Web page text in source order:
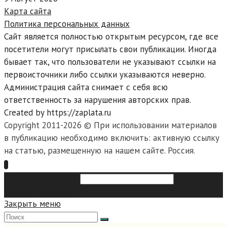
Карта сайта
Политика персональных данных
Сайт является полностью открытым ресурсом, где все
посетители могут присылать свои публикации. Иногда
бывает так, что пользователи не указывают ссылки на
первоисточники либо ссылки указываются неверно.
Администрация сайта снимает с себя всю
ответственность за нарушения авторских прав.
Created by https://zaplata.ru
Copyright 2011-2026 © При использовании материалов
в публикацию необходимо включить: активную ссылку
на статью, размещенную на нашем сайте. Россия.
Закрыть меню